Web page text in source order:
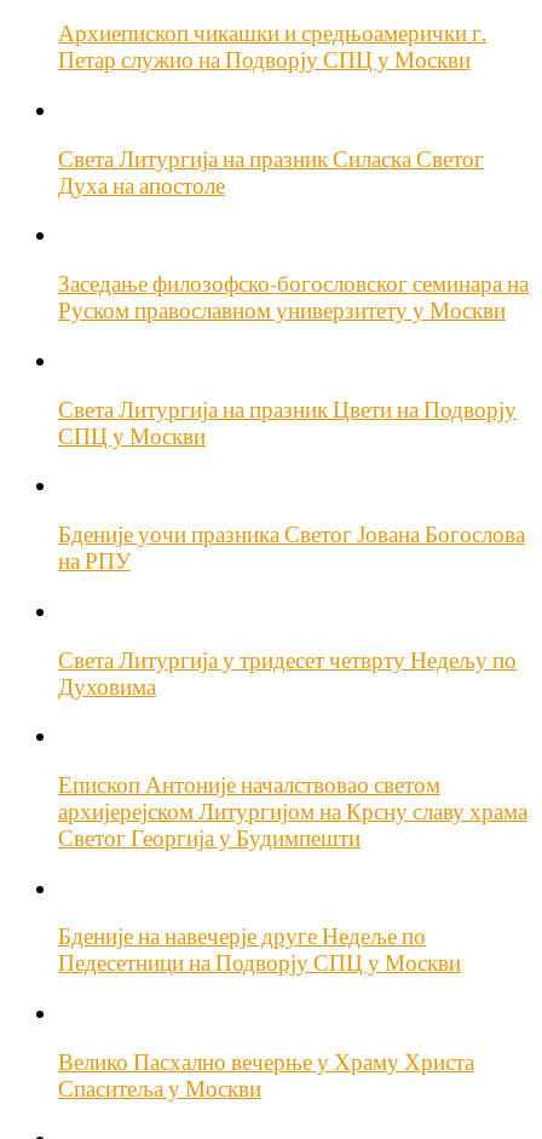
Архиепископ чикашки и средњоамерички г.
Петар служио на Подворју СПЦ у Москви
Света Литургија на празник Силаска Светог
Духа на апостоле
Заседање филозофско-богословског семинара на
Руском православном универзитету у Москви
Света Литургија на празник Цвети на Подворју
СПЦ у Москви
Бденије уочи празника Светог Јована Богослова
на РПУ
Света Литургија у тридесет четврту Недељу по
Духовима
Епископ Антоније началствовао светом
архијерејском Литургијом на Крсну славу храма
Светог Георгија у Будимпешти
Бденије на навечерје друге Недеље по
Педесетници на Подворју СПЦ у Москви
Велико Пасхално вечерње у Храму Христа
Спаситеља у Москви